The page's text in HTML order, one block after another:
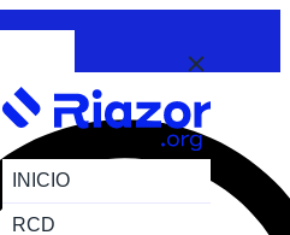
INICIO
RCD